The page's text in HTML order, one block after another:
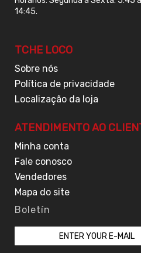
14:45.
TCHE LOCO
Sobre nós
Política de privacidade
Localização da loja
ATENDIMENTO AO
Minha conta
Fale conosco
Vendedores
Mapa do site
Boletín